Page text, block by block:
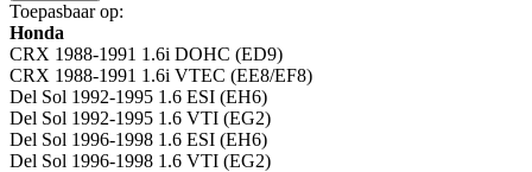
Toepasbaar op:
Honda
CRX 1988-1991 1.6i DOHC (ED9)
CRX 1988-1991 1.6i VTEC (EE8/EF8)
Del Sol 1992-1995 1.6 ESI (EH6)
Del Sol 1992-1995 1.6 VTI (EG2)
Del Sol 1996-1998 1.6 ESI (EH6)
Del Sol 1996-1998 1.6 VTI (EG2)